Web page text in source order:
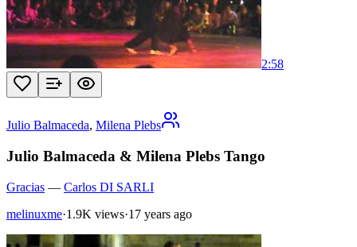
2:58
Julio Balmaceda, Milena Plebs
Julio Balmaceda & Milena Plebs Tango
Gracias — Carlos DI SARLI
melinuxme·1.9K views·17 years ago